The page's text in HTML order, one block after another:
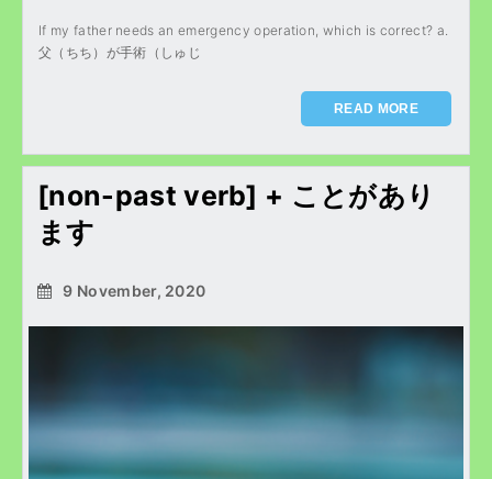
If my father needs an emergency operation, which is correct? a.
父（ちち）が手術（しゅじ
READ MORE
[non-past verb] + ことがあり
ます
9 November, 2020